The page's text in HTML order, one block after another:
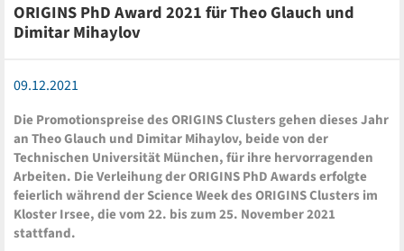
ORIGINS PhD Award 2021 für Theo Glauch und
Dimitar Mihaylov
09.12.2021
Die Promotionspreise des ORIGINS Clusters gehen dieses Jahr
an Theo Glauch und Dimitar Mihaylov, beide von der
Technischen Universität München, für ihre hervorragenden
Arbeiten. Die Verleihung der ORIGINS PhD Awards erfolgte
feierlich während der Science Week des ORIGINS Clusters im
Kloster Irsee, die vom 22. bis zum 25. November 2021
stattfand.